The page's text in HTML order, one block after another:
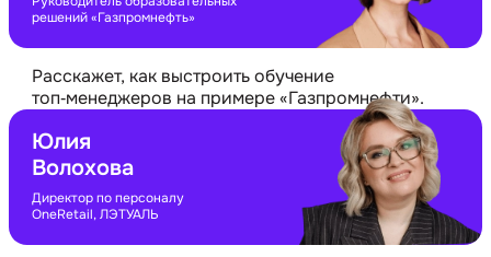
решений «Газпромнефть»
Расскажет, как выстроить обучение
топ‑менеджеров на примере«Газпромнефти».
Юлия
Волохова
Директор по персоналу
OneRetail, ЛЭТУАЛЬ